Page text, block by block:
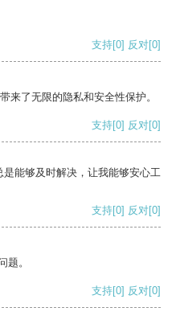
支持[0] 反对[0]
来了无限的隐私和安全性保护。
支持[0] 反对[0]
能够及时解决，让我能够安心工
支持[0] 反对[0]
题。
支持[0] 反对[0]